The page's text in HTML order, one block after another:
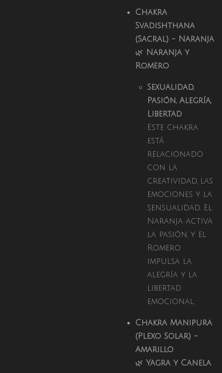
Chakra
Svadishthana
(Sacral) - Naranja
🌿 Naranja y
Romero
Sexualidad,
Pasión, Alegría,
Libertad
Este chakra
está
relacionado
con la
creatividad, las
emociones y la
sensualidad. El
Naranja activa
la pasión, y el
Romero
impulsa la
alegría y la
libertad
emocional.
Chakra Manipura
(Plexo Solar) -
Amarillo
🌿 Yagra y Canela